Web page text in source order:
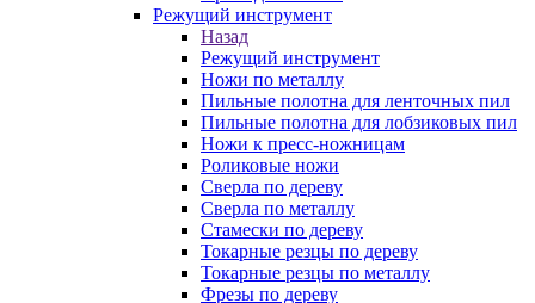
Режущий инструмент
Назад
Режущий инструмент
Ножи по металлу
Пильные полотна для ленточных пил
Пильные полотна для лобзиковых пил
Ножи к пресс-ножницам
Роликовые ножи
Сверла по дереву
Сверла по металлу
Стамески по дереву
Токарные резцы по дереву
Токарные резцы по металлу
Фрезы по дереву